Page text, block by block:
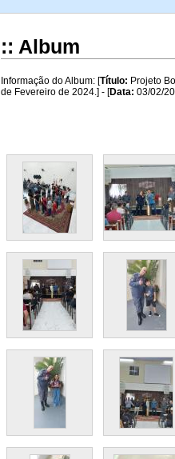
:: Album
Informação do Album: [Título: Projeto
de Fevereiro de 2024.] - [Data: 03/02/